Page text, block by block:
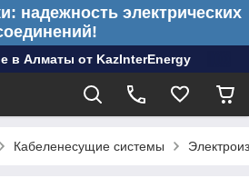
надежность электрических
в Алматы от KazInterEnergy
Кабеленесущие системы